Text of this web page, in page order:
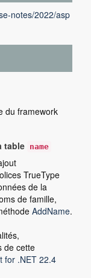
notes/2022/asp
du framework
table name
TrueType
de la
de famille,
AddName.
de cette
for .NET 22.4